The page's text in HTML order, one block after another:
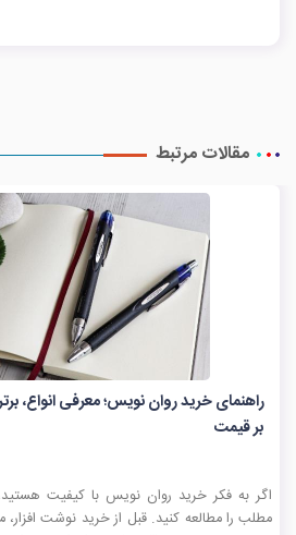
مقالات مرتبط
راهنمای خرید روان نویس؛ معرفی انواع،
بر قیمت
اگر به فکر خرید روان نویس با کیفیت
مطلب را مطالعه کنید. قبل از خرید نوشت